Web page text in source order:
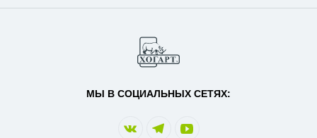
МЫ В СОЦИАЛЬНЫХ СЕТЯХ: